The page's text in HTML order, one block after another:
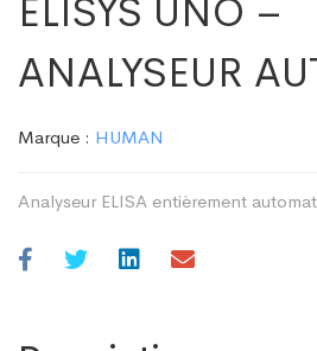
ELISYS UNO –
ANALYSEUR
Marque : HUMAN
Analyseur ELISA entièrement